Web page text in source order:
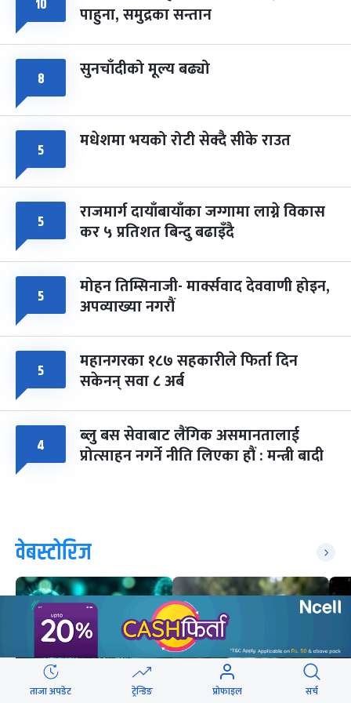
८
चैत्र ८, २०८३-Mar 22, 2027
१० पाहुना, समुद्रका सन्तान
८ सुनचाँदीको मूल्य बढ्यो
५ मधेशमा भयको रोटी सेक्दै सीके राउत
५ राजमार्ग दायाँबायाँका जग्गामा लाग्ने विकास
कर ५ प्रतिशत बिन्दु बढाइँदै
५ मोहन तिम्सिनाजी- मार्क्सवाद देववाणी होइन,
अपव्याख्या नगरौं
५ महानगरका १८७ सहकारीले फिर्ता दिन
सकेनन् सवा ८ अर्ब
४ ब्लु बस सेवाबाट लैंगिक असमानतालाई
प्रोत्साहन नगर्ने नीति लिएका हौं : मन्त्री बादी
वेबस्टोरिज
ताजा अपडेट ट्रेन्डिङ प्रोफाइल सर्च